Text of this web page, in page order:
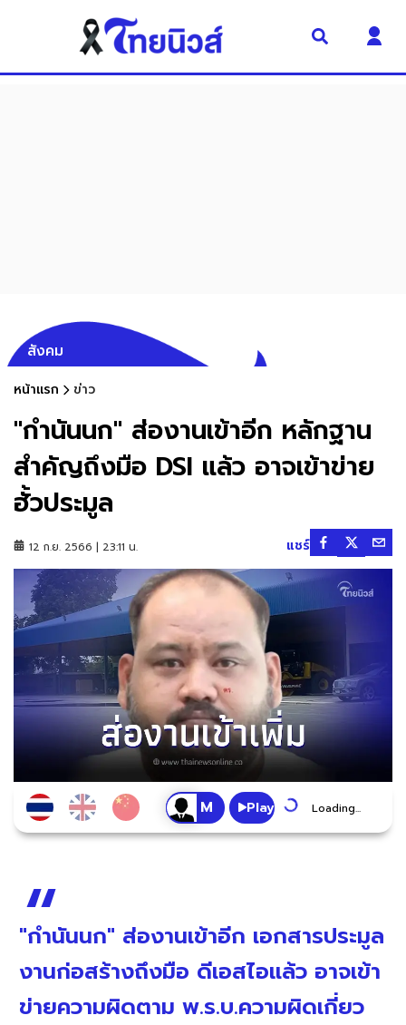
สังคม
หน้าแรก ข่าว
"กำนันนก" ส่องานเข้าอีก หลักฐาน
สำคัญถึงมือ DSI แล้ว อาจเข้าข่าย
ฮั้วประมูล
12 ก.ย. 2566 | 23:11 น. แชร์
Play Loading...
"กำนันนก" ส่องานเข้าอีก เอกสารประมูล
งานก่อสร้างถึงมือ ดีเอสไอแล้ว อาจเข้า
ข่ายความผิดตาม พ.ร.บ.ความผิดเกี่ยว